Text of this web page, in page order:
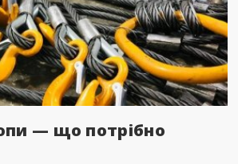
— що потрібно